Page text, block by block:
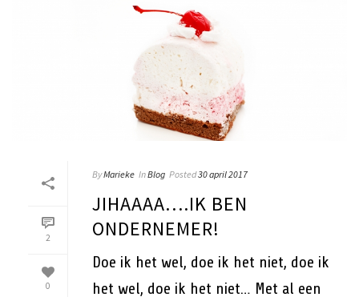
2
0
ByMarieke InBlog Posted30 april 2017
JIHAAAA….IK BEN
ONDERNEMER!
Doe ik het wel, doe ik het niet, doe ik
het wel, doe ik het niet… Met al een